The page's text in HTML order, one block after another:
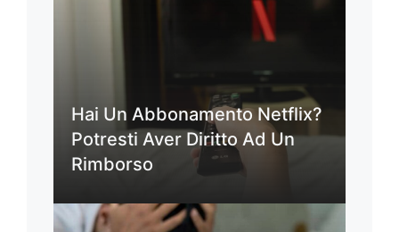
Hai Un Abbonamento Netflix?
Potresti Aver Diritto Ad Un
Rimborso